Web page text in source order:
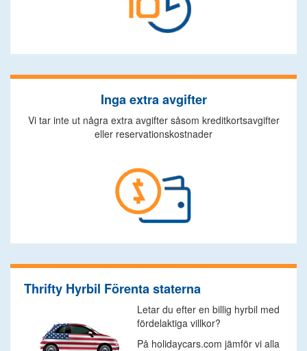
Inga extra avgifter
Vi tar inte ut några extra avgifter såsom kreditkortsavgifter
eller reservationskostnader
Thrifty Hyrbil Förenta staterna
Letar du efter en billig hyrbil med
fördelaktiga villkor?
På holidaycars.com jämför vi alla